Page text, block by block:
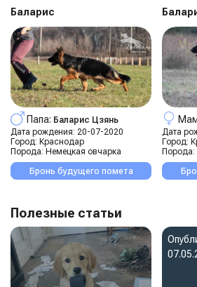
Баларис
Папа: Баларис Цзянь
Дата рождения: 20-07-2020
Город: Краснодар
Порода: Немецкая овчарка
Бронь будущего помета
Дата
Город:
Порода:
Полезные статьи